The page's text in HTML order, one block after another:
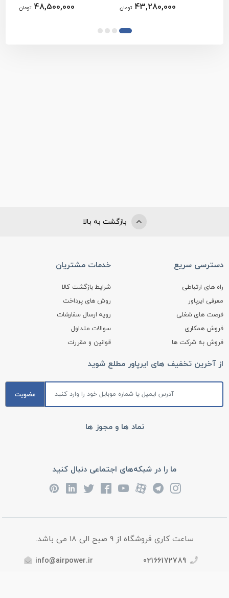
43,280,000 تومان 48,500,000 تومان
بازگشت به بالا
دسترسی سریع
راه های ارتباطی
معرفی ایرپاور
فرصت های شغلی
فروش همکاری
فروش به شرکت ها
خدمات مشتریان
شرایط بازگشت کالا
روش های پرداخت
رویه ارسال سفارشات
سوالات متداول
قوانین و مقررات
از آخرین تخفیف های ایرپاور مطلع شوید
عضویت
نماد ها و مجوز ها
ما را در شبکه‌های اجتماعی دنبال کنید
ساعت کاری فروشگاه از 9 صبح الی 18 می باشد.
02166172789
info@airpower.ir